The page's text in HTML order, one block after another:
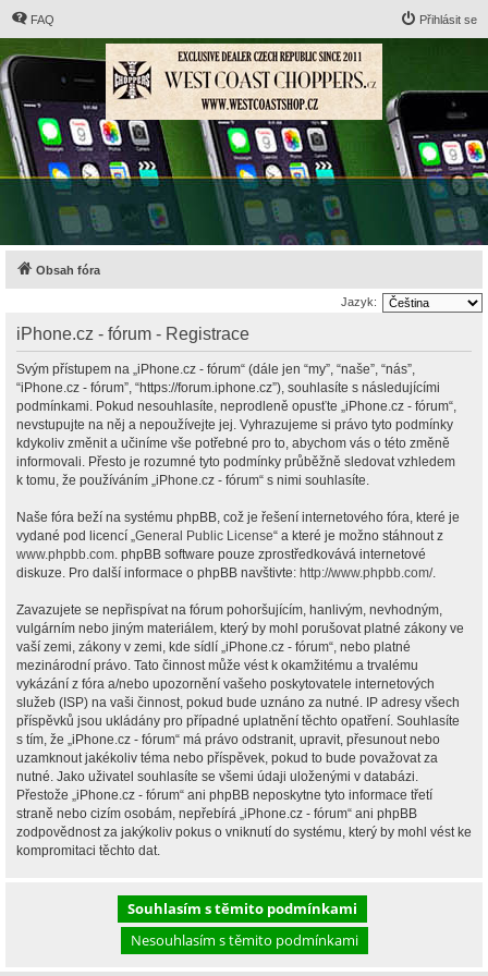
FAQ Přihlásit se
Obsah fóra
Jazyk:
iPhone.cz - fórum - Registrace
Svým přístupem na „iPhone.cz - fórum“ (dále jen “my”, “naše”, “nás”,
“iPhone.cz - fórum”, “https://forum.iphone.cz”), souhlasíte s následujícími
podmínkami. Pokud nesouhlasíte, neprodleně opusťte „iPhone.cz - fórum“,
nevstupujte na něj a nepoužívejte jej. Vyhrazujeme si právo tyto podmínky
kdykoliv změnit a učiníme vše potřebné pro to, abychom vás o této změně
informovali. Přesto je rozumné tyto podmínky průběžně sledovat vzhledem
k tomu, že používáním „iPhone.cz - fórum“ s nimi souhlasíte.
Naše fóra beží na systému phpBB, což je řešení internetového fóra, které je
vydané pod licencí „General Public License“ a které je možno stáhnout z
www.phpbb.com. phpBB software pouze zprostředkovává internetové
diskuze. Pro další informace o phpBB navštivte: http://www.phpbb.com/.
Zavazujete se nepřispívat na fórum pohoršujícím, hanlivým, nevhodným,
vulgárním nebo jiným materiálem, který by mohl porušovat platné zákony ve
vaší zemi, zákony v zemi, kde sídlí „iPhone.cz - fórum“, nebo platné
mezinárodní právo. Tato činnost může vést k okamžitému a trvalému
vykázání z fóra a/nebo upozornění vašeho poskytovatele internetových
služeb (ISP) na vaši činnost, pokud bude uznáno za nutné. IP adresy všech
příspěvků jsou ukládány pro případné uplatnění těchto opatření. Souhlasíte
s tím, že „iPhone.cz - fórum“ má právo odstranit, upravit, přesunout nebo
uzamknout jakékoliv téma nebo příspěvek, pokud to bude považovat za
nutné. Jako uživatel souhlasíte se všemi údaji uloženými v databázi.
Přestože „iPhone.cz - fórum“ ani phpBB neposkytne tyto informace třetí
straně nebo cizím osobám, nepřebírá „iPhone.cz - fórum“ ani phpBB
zodpovědnost za jakýkoliv pokus o vniknutí do systému, který by mohl vést ke
kompromitaci těchto dat.